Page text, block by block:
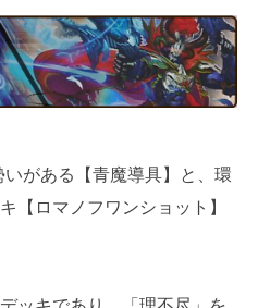
がある【青魔導具】と、環
【ロマノフワンショット】